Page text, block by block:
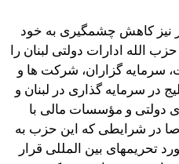
نیز کاهش چشمگیری به خود
الله ادارات دولتی لبنان را
سرمایه گزاران، شرکت ها و
سرمایه گذاری در لبنان و
و مؤسسات مالی با
در شرایطی که این حزب به
تحریمهای بین المللی قرار